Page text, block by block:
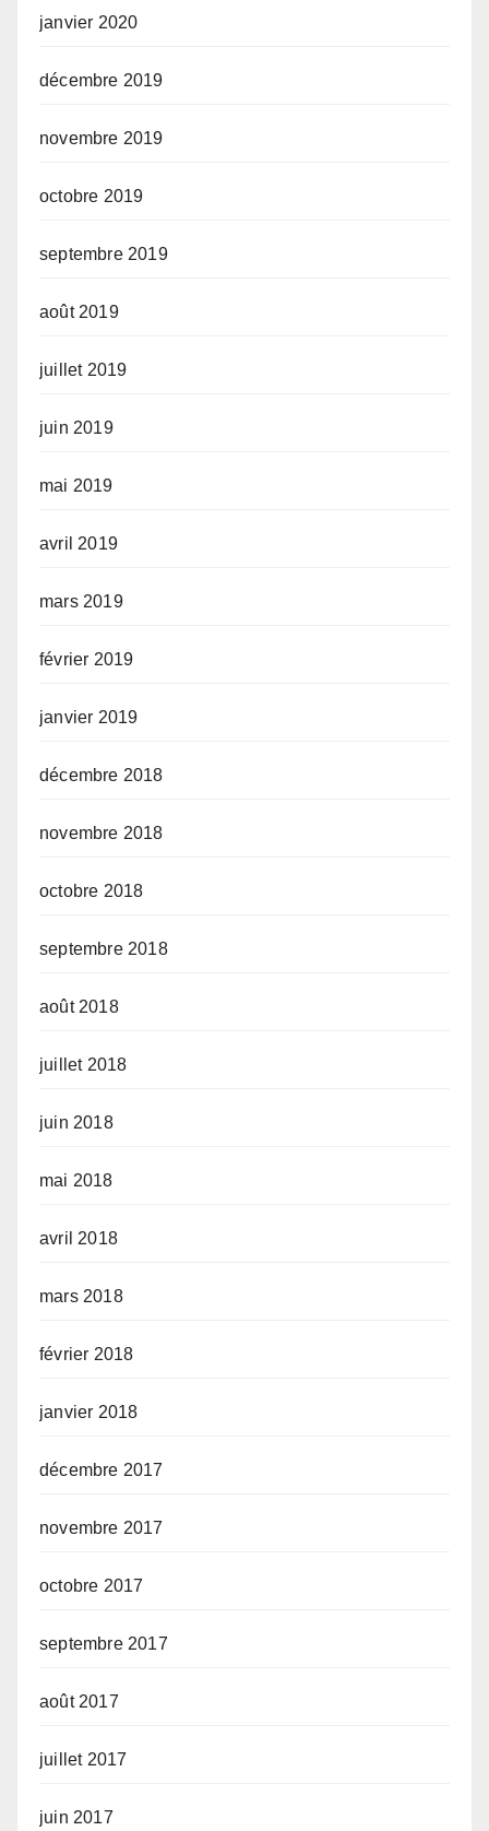
janvier 2020
décembre 2019
novembre 2019
octobre 2019
septembre 2019
août 2019
juillet 2019
juin 2019
mai 2019
avril 2019
mars 2019
février 2019
janvier 2019
décembre 2018
novembre 2018
octobre 2018
septembre 2018
août 2018
juillet 2018
juin 2018
mai 2018
avril 2018
mars 2018
février 2018
janvier 2018
décembre 2017
novembre 2017
octobre 2017
septembre 2017
août 2017
juillet 2017
juin 2017